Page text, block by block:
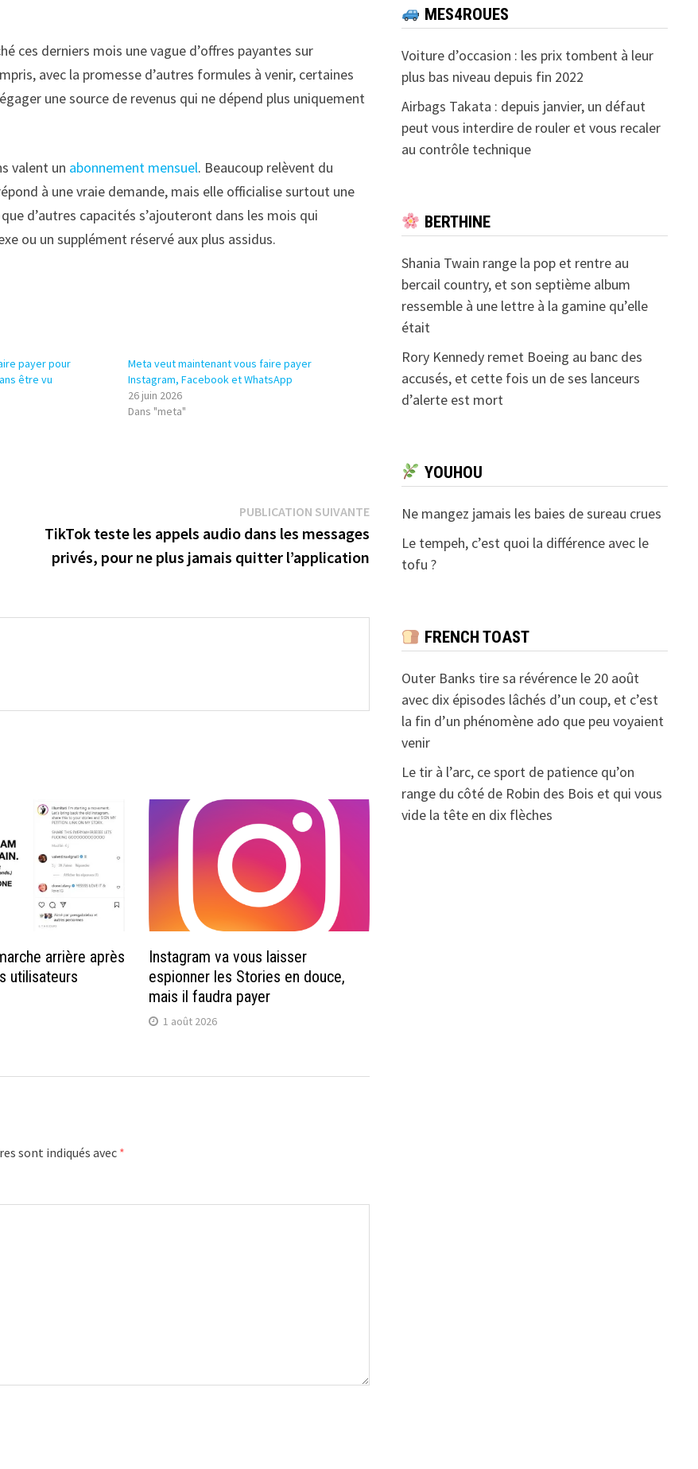
ces derniers mois une vague d’offres payantes sur
avec la promesse d’autres formules à venir, certaines
une source de revenus qui ne dépend plus uniquement
valent un abonnement mensuel. Beaucoup relèvent du
à une vraie demande, mais elle officialise surtout une
d’autres capacités s’ajouteront dans les mois qui
ou un supplément réservé aux plus assidus.
payer pour
être vu
Meta veut maintenant vous faire payer
Instagram, Facebook et WhatsApp
26 juin 2026
Dans "meta"
PUBLICATION SUIVANTEPublication
suivante :
TikTok teste les appels audio dans les messages
privés, pour ne plus jamais quitter l’application
arrière après
utilisateurs
Instagram va vous laisser
espionner les Stories en douce,
mais il faudra payer
1 août 2026
sont indiqués avec *
MES4ROUES
Voiture d’occasion : les prix tombent à leur
plus bas niveau depuis fin 2022
Airbags Takata : depuis janvier, un défaut
peut vous interdire de rouler et vous recaler
au contrôle technique
BERTHINE
Shania Twain range la pop et rentre au
bercail country, et son septième album
ressemble à une lettre à la gamine qu’elle
était
Rory Kennedy remet Boeing au banc des
accusés, et cette fois un de ses lanceurs
d’alerte est mort
YOUHOU
Ne mangez jamais les baies de sureau crues
Le tempeh, c’est quoi la différence avec le
tofu ?
FRENCH TOAST
Outer Banks tire sa révérence le 20 août
avec dix épisodes lâchés d’un coup, et c’est
la fin d’un phénomène ado que peu voyaient
venir
Le tir à l’arc, ce sport de patience qu’on
range du côté de Robin des Bois et qui vous
vide la tête en dix flèches